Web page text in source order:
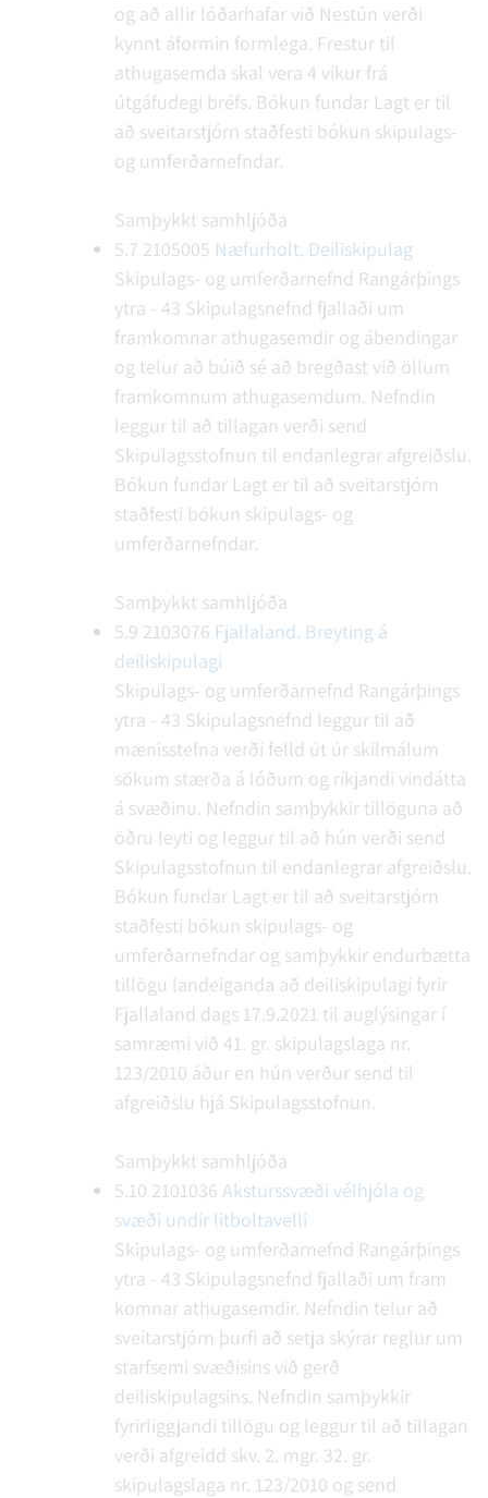
og að allir lóðarhafar við Nestún verði
kynnt áformin formlega. Frestur til
athugasemda skal vera 4 vikur frá
útgáfudegi bréfs. Bókun fundar Lagt er til
að sveitarstjórn staðfesti bókun skipulags-
og umferðarnefndar.
Samþykkt samhljóða
5.7 2105005 Næfurholt. Deiliskipulag
Skipulags- og umferðarnefnd Rangárþings
ytra - 43 Skipulagsnefnd fjallaði um
framkomnar athugasemdir og ábendingar
og telur að búið sé að bregðast við öllum
framkomnum athugasemdum. Nefndin
leggur til að tillagan verði send
Skipulagsstofnun til endanlegrar afgreiðslu.
Bókun fundar Lagt er til að sveitarstjórn
staðfesti bókun skipulags- og
umferðarnefndar.
Samþykkt samhljóða
5.9 2103076 Fjallaland. Breyting á
deiliskipulagi
Skipulags- og umferðarnefnd Rangárþings
ytra - 43 Skipulagsnefnd leggur til að
mænisstefna verði felld út úr skilmálum
sökum stærða á lóðum og ríkjandi vindátta
á svæðinu. Nefndin samþykkir tillöguna að
öðru leyti og leggur til að hún verði send
Skipulagsstofnun til endanlegrar afgreiðslu.
Bókun fundar Lagt er til að sveitarstjórn
staðfesti bókun skipulags- og
umferðarnefndar og samþykkir endurbætta
tillögu landeiganda að deiliskipulagi fyrir
Fjallaland dags 17.9.2021 til auglýsingar í
samræmi við 41. gr. skipulagslaga nr.
123/2010 áður en hún verður send til
afgreiðslu hjá Skipulagsstofnun.
Samþykkt samhljóða
5.10 2101036 Aksturssvæði vélhjóla og
svæði undir litboltavelli
Skipulags- og umferðarnefnd Rangárþings
ytra - 43 Skipulagsnefnd fjallaði um fram
komnar athugasemdir. Nefndin telur að
sveitarstjórn þurfi að setja skýrar reglur um
starfsemi svæðisins við gerð
deiliskipulagsins. Nefndin samþykkir
fyrirliggjandi tillögu og leggur til að tillagan
verði afgreidd skv. 2. mgr. 32. gr.
skipulagslaga nr. 123/2010 og send